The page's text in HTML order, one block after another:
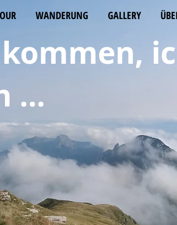
WANDERUNG GALLERY
...